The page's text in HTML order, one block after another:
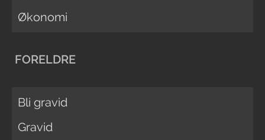
Økonomi
FORELDRE
Bli gravid
Gravid